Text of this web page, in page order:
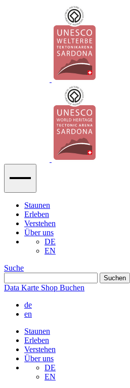
Staunen
Erleben
Verstehen
Über uns
DE
EN
Suche
Data Karte Shop Buchen
de
en
Staunen
Erleben
Verstehen
Über uns
DE
EN